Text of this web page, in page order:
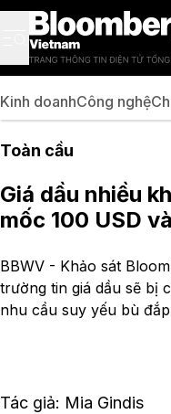
Kinh doanhCông nghệ
Toàn cầu
Giá dầu nhiều
mốc 100 USD
BBWV - Khảo sát
trường tin giá dầu sẽ bị
nhu cầu suy yếu bù
Tác giả: Mia Gindis